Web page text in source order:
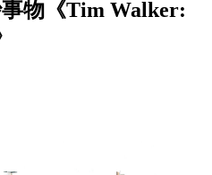
物《Tim Walker: